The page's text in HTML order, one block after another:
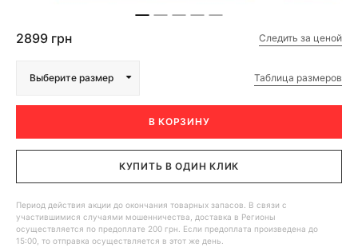
2899 грн Следить за ценой
Выберите размер Таблица размеров
В КОРЗИНУ
КУПИТЬ В ОДИН КЛИК
Период действия акции до окончания товарных запасов. В связи с
участившимися случаями мошенничества, доставка в Регионы
осуществляется по предоплате 200 грн. Если предоплата произведена до
15:00, то отправка осуществляется в этот же день.